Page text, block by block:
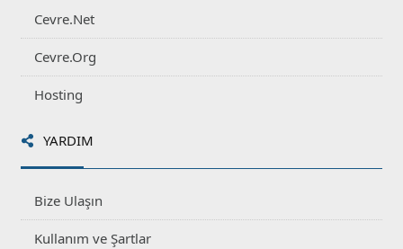
Cevre.Net
Cevre.Org
Hosting
YARDIM
Bize Ulaşın
Kullanım ve Şartlar